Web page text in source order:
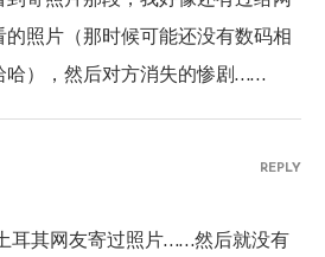
照片（那时候可能还没有数码相
哈），然后对方消失的惨剧……
耳其网友寄过照片……然后就没有
REPLY